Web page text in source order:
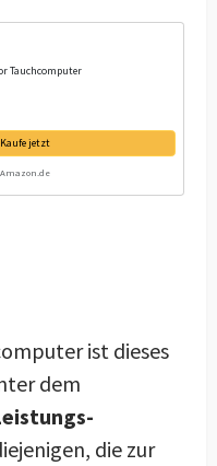
Tauchcomputer
Kaufe jetzt
Amazon.de
ist dieses
dem
die zur